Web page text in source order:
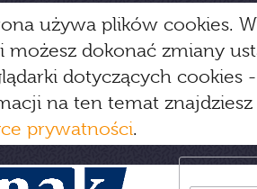
używa plików cookies.
możesz dokonać zmiany
dotyczących cookies
na ten temat
prywatności.